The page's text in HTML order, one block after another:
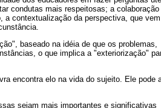
condutas mais respeitosas; a colaboração
a contextualização da perspectiva, que vem
baseado na idéia de que os problemas,
o que implica a "exteriorização"
encontra elo na vida do sujeito. Ele pode
sejam mais importantes e significativas